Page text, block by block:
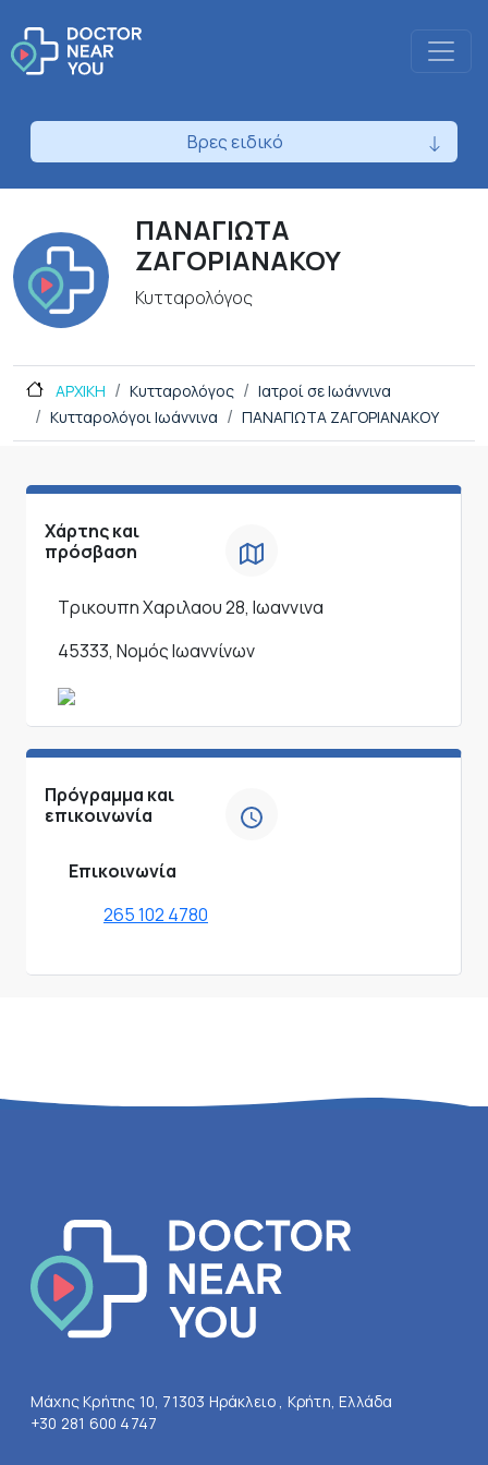
Βρες ειδικό
ΠΑΝΑΓΙΩΤΑ
ΖΑΓΟΡΙΑΝΑΚΟΥ
Κυτταρολόγος
ΑΡΧΙΚΗ Κυτταρολόγος
Ιατροί σε Ιωάννινα
Κυτταρολόγοι Ιωάννινα
ΠΑΝΑΓΙΩΤΑ ΖΑΓΟΡΙΑΝΑΚΟΥ
Χάρτης και
πρόσβαση
Τρικουπη Χαριλαου 28, Ιωαννινα
45333, Νομός Ιωαννίνων
Πρόγραμμα και
επικοινωνία
Επικοινωνία
265 102 4780
Μάχης Κρήτης 10, 71303 Ηράκλειο , Κρήτη, Ελλάδα
+30 281 600 4747